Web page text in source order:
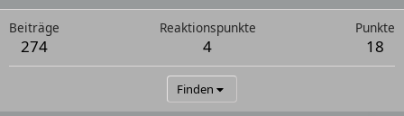
Beiträge
274
Reaktionspunkte
4
Punkte
18
Finden